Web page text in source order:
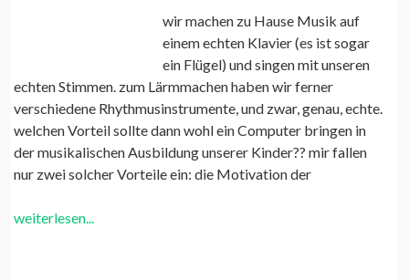
wir machen zu Hause Musik auf
einem echten Klavier (es ist sogar
ein Flügel) und singen mit unseren
echten Stimmen. zum Lärmmachen haben wir ferner
verschiedene Rhythmusinstrumente, und zwar, genau, echte.
welchen Vorteil sollte dann wohl ein Computer bringen in
der musikalischen Ausbildung unserer Kinder?? mir fallen
nur zwei solcher Vorteile ein: die Motivation der
weiterlesen...